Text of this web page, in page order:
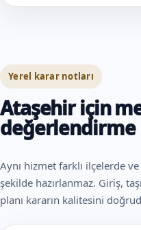
Yerel karar notları
Ataşehir için
değerlendirme
Aynı hizmet farklı ilçelerde
şekilde hazırlanmaz. Giriş,
planı kararın kalitesini